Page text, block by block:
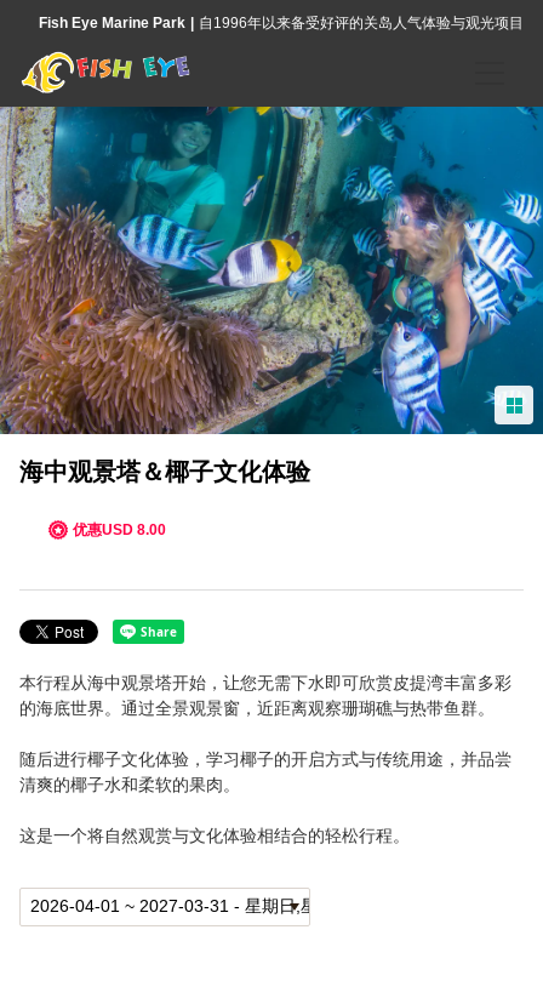
Fish Eye Marine Park 自1996年以来备受好评的关岛人气体验与观光项目
首页
体验项目
魚眼皮提灣海洋保護區海底瞭望塔
野生海豚和魚眼觀景台中海洋生物的專業導覽
海底漫步
島嶼服裝＆椰子文化體驗
皮提灣海洋保護區浮潛
魚眼公園島嶼文化晚宴秀
游客中心＆餐厅
海中展望塔
皮提湾海洋保护区
关于 Fish Eye
海中观景塔＆椰子文化体验
优惠USD 8.00
本行程从海中观景塔开始，让您无需下水即可欣赏皮提湾丰富多彩
的海底世界。通过全景观景窗，近距离观察珊瑚礁与热带鱼群。
随后进行椰子文化体验，学习椰子的开启方式与传统用途，并品尝
清爽的椰子水和柔软的果肉。
这是一个将自然观赏与文化体验相结合的轻松行程。